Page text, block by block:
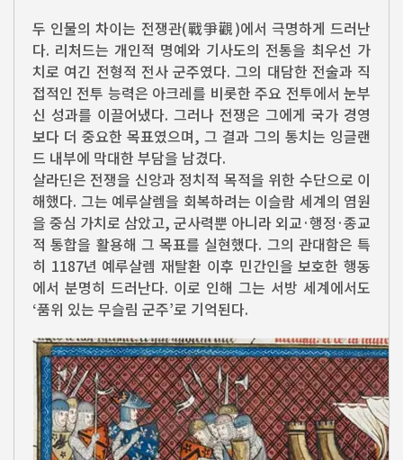
두 인물의 차이는 전쟁관(戰爭觀)에서 극명하게 드러난
다. 리처드는 개인적 명예와 기사도의 전통을 최우선 가
치로 여긴 전형적 전사 군주였다. 그의 대담한 전술과 직
접적인 전투 능력은 아크레를 비롯한 주요 전투에서 눈부
신 성과를 이끌어냈다. 그러나 전쟁은 그에게 국가 경영
보다 더 중요한 목표였으며, 그 결과 그의 통치는 잉글랜
드 내부에 막대한 부담을 남겼다.
살라딘은 전쟁을 신앙과 정치적 목적을 위한 수단으로 이
해했다. 그는 예루살렘을 회복하려는 이슬람 세계의 염원
을 중심 가치로 삼았고, 군사력뿐 아니라 외교·행정·종교
적 통합을 활용해 그 목표를 실현했다. 그의 관대함은 특
히 1187년 예루살렘 재탈환 이후 민간인을 보호한 행동
에서 분명히 드러난다. 이로 인해 그는 서방 세계에서도
‘품위 있는 무슬림 군주’로 기억된다.